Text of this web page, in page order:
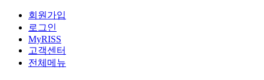
회원가입
로그인
MyRISS
고객센터
전체메뉴